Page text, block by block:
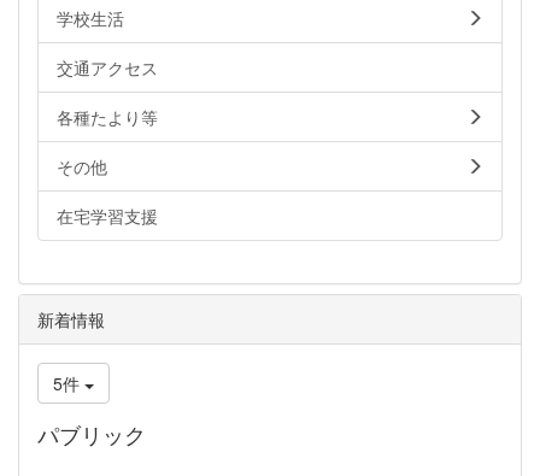
学校生活
交通アクセス
各種たより等
その他
在宅学習支援
新着情報
5件
パブリック